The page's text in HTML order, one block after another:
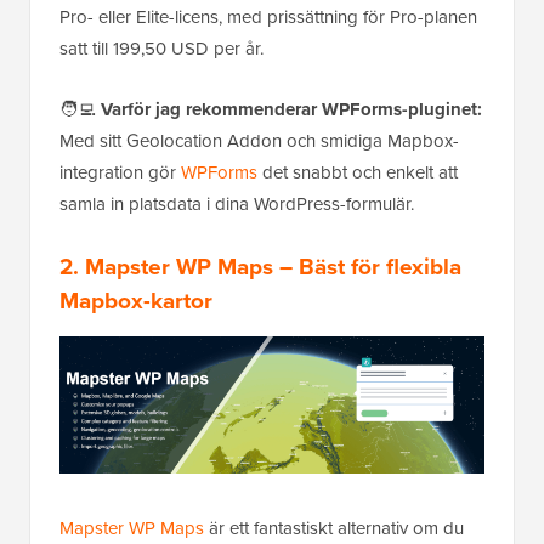
Pro- eller Elite-licens, med prissättning för Pro-planen
satt till 199,50 USD per år.
🧑‍💻 Varför jag rekommenderar WPForms-pluginet:
Med sitt Geolocation Addon och smidiga Mapbox-
integration görWPFormsdet snabbt och enkelt att
samla in platsdata i dina WordPress-formulär.
2. Mapster WP Maps – Bäst för flexibla
Mapbox-kartor
Mapster WP Mapsär ett fantastiskt alternativ om du